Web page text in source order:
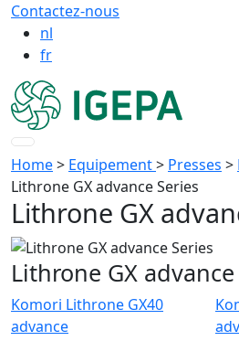
Contactez-nous
nl
fr
Home> Equipement> Presses >
Lithrone GX advance Series
Lithrone GX
Lithrone GX
Komori Lithrone GX40
advance